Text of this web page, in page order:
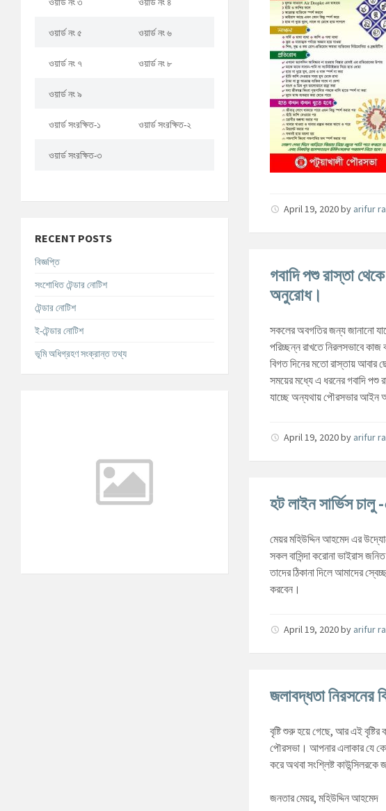
April 19, 2020by arifur
গবাদি পশু রাস্তা
অনুরোধ।
সকলের অবগতির জন্য জানানো
পরিচ্ছন্ন রাখতে নিরলসভাবে কাজ
বিগত দিনের মতো রাস্তায় আবার
সময়ের মধ্যে এ ধরনের গবাদি পশু
যাচ্ছে অন্যথায় পৌরসভার আইন
April 19, 2020by arifur
হট লাইন সার্ভিস
মেয়র মহিউদ্দিন আহমেদ এর
সকল বাসিন্দা করোনা ভাইরাস
তাদের ঠিকানা দিলে আমাদের
করবেন।
April 19, 2020by arifur
জলাবদ্ধতা নিরসনের
বৃষ্টি শুরু হয়ে গেছে, আর এই বৃষ্টির
পৌরসভা। আপনার এলাকার যে
করে অথবা সংশ্লিষ্ট
জনতার মেয়র, মহিউদ্দিন আহমেদ
ওয়ার্ড নং ৫ ওয়ার্ড নং ৬
ওয়ার্ড নং ৭ ওয়ার্ড নং ৮
ওয়ার্ড নং ৯
ওয়ার্ড সংরক্ষিত-১ ওয়ার্ড সংরক্ষিত-২
ওয়ার্ড সংরক্ষিত-৩
RECENT POSTS
বিজ্ঞপ্তি
সংশোধিত টেন্ডার নোটিশ
টেন্ডার নোটিশ
ই-টেন্ডার নোটিশ
ভূমি অধিগ্রহণ সংক্রান্ত তথ্য